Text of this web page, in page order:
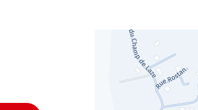
votre véhicule : Prenez RDV dans votre